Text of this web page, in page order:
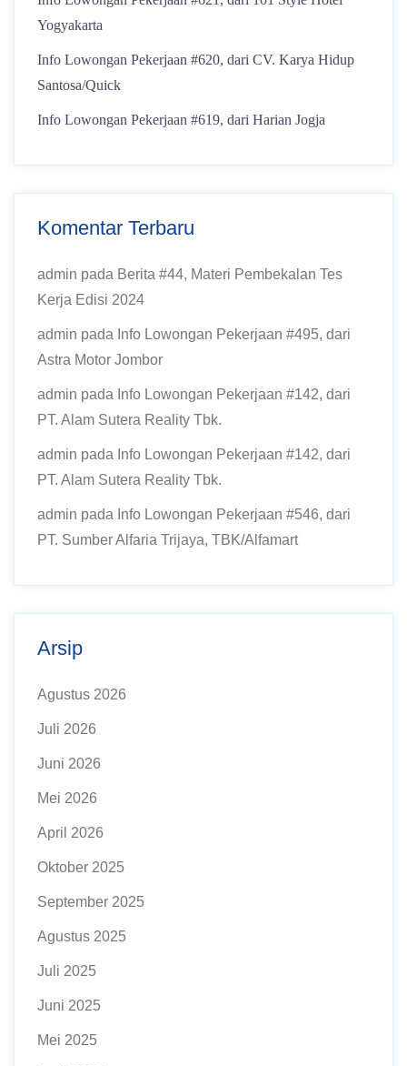
Yogyakarta
Info Lowongan Pekerjaan #620, dari CV. Karya Hidup
Santosa/Quick
Info Lowongan Pekerjaan #619, dari Harian Jogja
Komentar Terbaru
admin pada Berita #44, Materi Pembekalan Tes
Kerja Edisi 2024
admin pada Info Lowongan Pekerjaan #495, dari
Astra Motor Jombor
admin pada Info Lowongan Pekerjaan #142, dari
PT. Alam Sutera Reality Tbk.
admin pada Info Lowongan Pekerjaan #142, dari
PT. Alam Sutera Reality Tbk.
admin pada Info Lowongan Pekerjaan #546, dari
PT. Sumber Alfaria Trijaya, TBK/Alfamart
Arsip
Agustus 2026
Juli 2026
Juni 2026
Mei 2026
April 2026
Oktober 2025
September 2025
Agustus 2025
Juli 2025
Juni 2025
Mei 2025